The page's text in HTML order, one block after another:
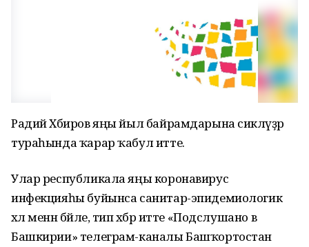
Радий Хәбиров яңы йыл байрамдарына сикләүҙәр
тураһында ҡарар ҡабул итте.
Улар республикала яңы коронавирус
инфекцияһы буйынса санитар-эпидемиологик
хәл менән бәйле, тип хәбәр итте «Подслушано в
Башкирии» телеграм-каналы Башҡортостан